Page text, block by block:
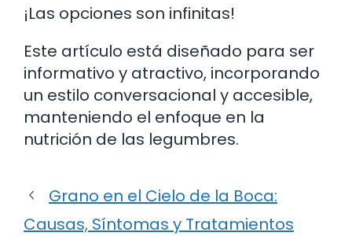
¡Las opciones son infinitas!
Este artículo está diseñado para ser
informativo y atractivo, incorporando
un estilo conversacional y accesible,
manteniendo el enfoque en la
nutrición de las legumbres.
Grano en el Cielo de la Boca:
Causas, Síntomas y Tratamientos